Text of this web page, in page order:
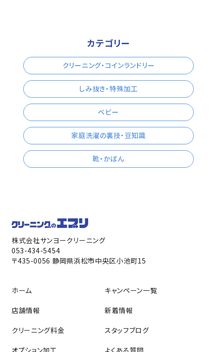
カテゴリー
クリーニング・コインランドリー
しみ抜き・特殊加工
ベビー
家庭洗濯の裏技・豆知識
靴・かばん
株式会社サンヨークリーニング
053-434-5454
〒435-0056 静岡県浜松市中央区小池町15
ホーム
店舗情報
クリーニング料金
キャンペーン一覧
新着情報
スタッフブログ